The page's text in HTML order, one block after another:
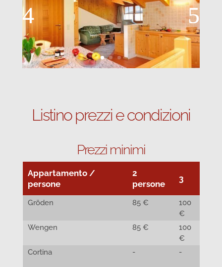
Listino prezzi e condizioni
Prezzi minimi
Appartamento /
persone
2
persone
3
Gröden 85 €
100
€
Wengen
85 €
100
€
Cortina
- -